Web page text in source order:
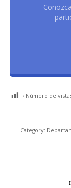
Número de
Category: